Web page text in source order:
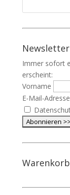
Newsletter
Immer sofort
erscheint:
Vorname
E-Mail-Adresse
Warenkorb